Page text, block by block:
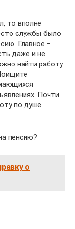
то вполне
службы было
Главное –
даже и не
найти работу
Почти
по душе.
пенсию?
о